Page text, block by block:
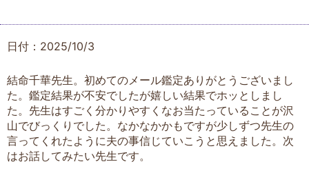
日付：2025/10/3
結命千華先生。初めてのメール鑑定ありがとうございまし
た。鑑定結果が不安でしたが嬉しい結果でホッとしまし
た。先生はすごく分かりやすくなお当たっていることが沢
山でびっくりでした。なかなかかもですが少しずつ先生の
言ってくれたように夫の事信じていこうと思えました。次
はお話してみたい先生です。